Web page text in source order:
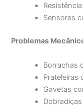
Sensores
Problemas
Borrachas
Prateleiras
Gavetas